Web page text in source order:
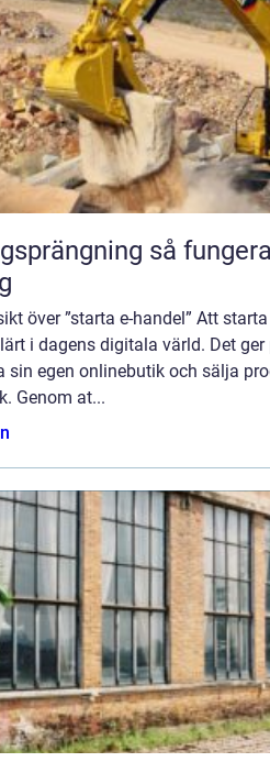
så fungerar säker losshållning av
över ”starta e-handel” Att
i dagens digitala värld. Det
sin egen onlinebutik och sälja
Genom at...